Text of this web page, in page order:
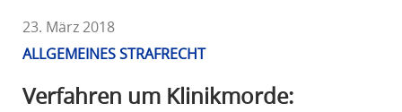
23. März 2018
ALLGEMEINES STRAFRECHT
Verfahren um Klinikmorde: